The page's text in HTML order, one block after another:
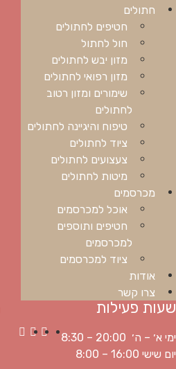
חתולים
חטיפים לחתולים
חול לחתול
מזון יבש לחתולים
מזון רפואי לחתולים
שימורים ומזון רטוב
לחתולים
טיפוח והיגיינה לחתולים
ציוד לחתולים
צעצועים לחתולים
מיטות לחתולים
מכרסמים
אוכל למכרסמים
חטיפים ותוספים
למכרסמים
ציוד למכרסמים
אודות
צרו קשר
שעות פעילות
ימי א׳ – ה׳ 20:00 – 8:30
יום שישי 16:00 – 8:00